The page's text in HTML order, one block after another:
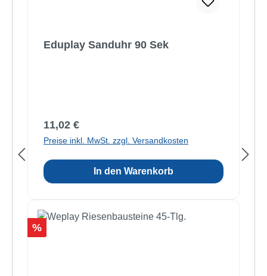
Eduplay Sanduhr 90 Sek
Regulärer Preis:
11,02 €
Preise inkl. MwSt. zzgl. Versandkosten
In den Warenkorb
Rabatt
%